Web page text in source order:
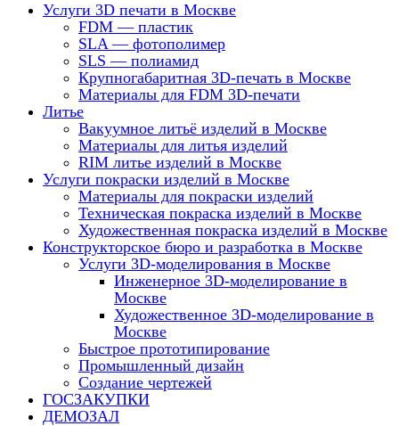
Услуги 3D печати в Москве
FDM — пластик
SLA — фотополимер
SLS — полиамид
Крупногабаритная 3D-печать в Москве
Материалы для FDM 3D-печати
Литье
Вакуумное литьё изделий в Москве
Материалы для литья изделий
RIM литье изделий в Москве
Услуги покраски изделий в Москве
Материалы для покраски изделий
Техническая покраска изделий в Москве
Художественная покраска изделий в Москве
Конструкторское бюро и разработка в Москве
Услуги 3D-моделирования в Москве
Инженерное 3D-моделирование в
Москве
Художественное 3D-моделирование в
Москве
Быстрое прототипирование
Промышленный дизайн
Создание чертежей
ГОСЗАКУПКИ
ДЕМОЗАЛ